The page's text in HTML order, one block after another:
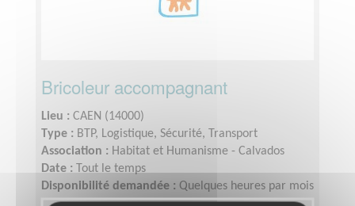
Bricoleur accompagnant
Lieu : CAEN (14000)
Type : BTP, Logistique, Sécurité, Transport
Association : Habitat et Humanisme - Calvados
Date :
Tout le temps
Disponibilité demandée : Quelques heures par mois